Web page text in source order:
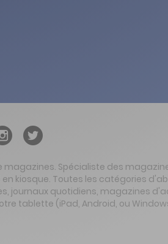
Spécialiste des
kiosque. Toutes les catégories
journaux quotidiens, magazines
tablette (iPad, Android, ou